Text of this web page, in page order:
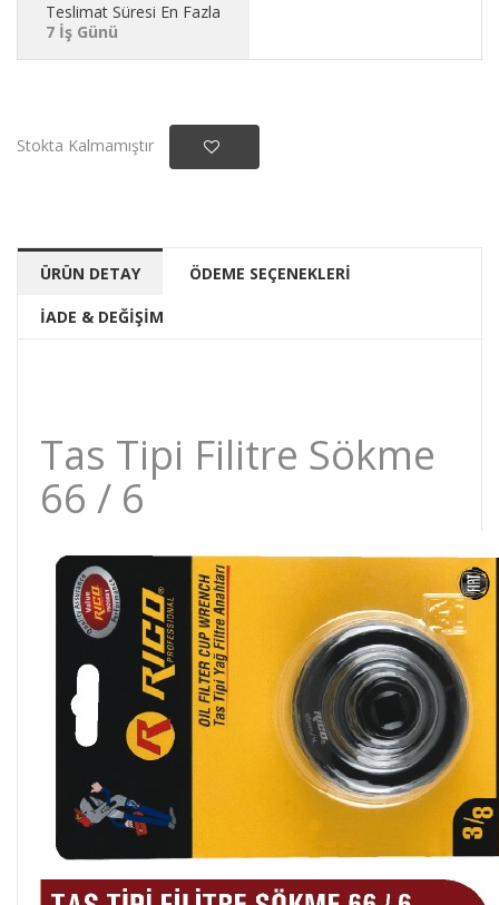
Teslimat Süresi En Fazla
7 İş Günü
Stokta Kalmamıştır
ÜRÜN DETAY ÖDEME SEÇENEKLERİ
İADE & DEĞİŞİM
Tas Tipi Filitre Sökme
66 / 6